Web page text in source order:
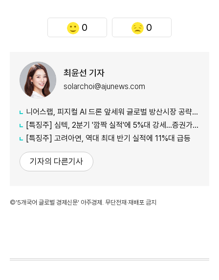
0 0
최윤선 기자
solarchoi@ajunews.com
니어스랩, 피지컬 AI 드론 앞세워 글로벌 방산시장 공략…24일 코스닥 입성
[특징주] 심텍, 2분기 '깜짝 실적'에 5%대 강세…증권가 잇따라 눈높이 상향
[특징주] 고려아연, 역대 최대 반기 실적에 11%대 급등
기자의 다른기사
©'5개국어 글로벌 경제신문' 아주경제. 무단전재·재배포 금지